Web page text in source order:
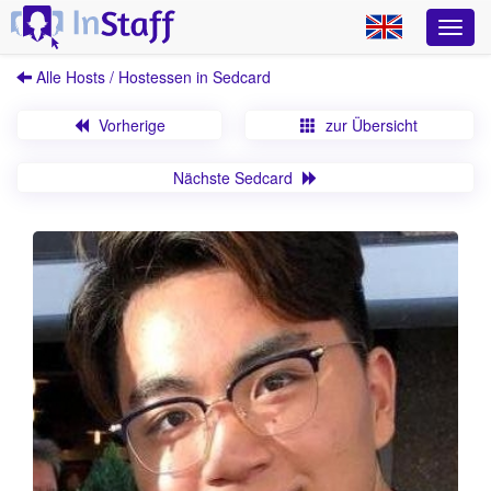
Alle Hosts / Hostessen in Sedcard
Vorherige zur Übersicht
Nächste Sedcard